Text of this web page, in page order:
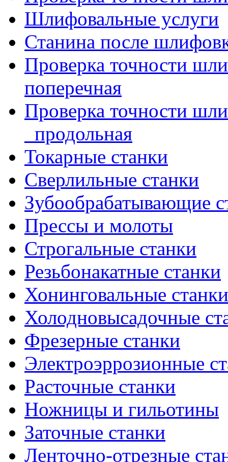
Шлифовальные услуги
Станина после
Проверка точности
поперечная
Проверка точности
_продольная
Токарные станки
Сверлильные станки
Зубообрабатывающие
Прессы и молоты
Строгальные станки
Резьбонакатные станки
Хонинговальные станки
Холодновысадочные
Фрезерные станки
Электроэррозионные
Расточные станки
Ножницы и гильотины
Заточные станки
Ленточно-отрезные